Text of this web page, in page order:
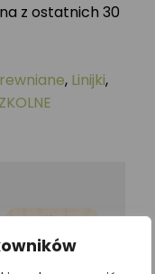
z ostatnich 30
, Linijki,